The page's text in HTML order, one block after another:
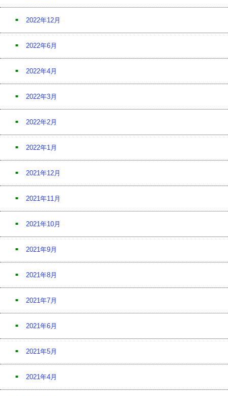
2022年12月
2022年6月
2022年4月
2022年3月
2022年2月
2022年1月
2021年12月
2021年11月
2021年10月
2021年9月
2021年8月
2021年7月
2021年6月
2021年5月
2021年4月